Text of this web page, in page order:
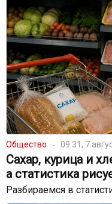
Общество 09:31, 7
Сахар, курица и
а статистика
Разбираемся в